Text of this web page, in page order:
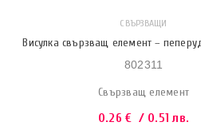
СВЪРЗВАЩИ
Висулка свързващ елемент –
802311
Свързващ елемент
0.26€ / 0.51 лв.